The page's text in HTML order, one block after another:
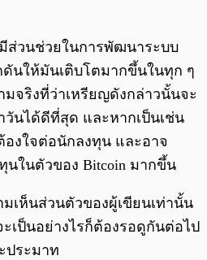
วนช่วยในการพัฒนาระบบ
นให้มันเติบโตมากขึ้นในทุก ๆ
มจริงที่ว่าเหรียญดังกล่าวนั้นจะ
วันได้ดีที่สุด และหากเป็นเช่น
งใจต่อนักลงทุน และอาจ
นในตัวของ Bitcoin มากขึ้น
เห็นส่วนตัวของผู้เขียนเท่านั้น
เป็นอย่างไรก็ต้องรอดูกันต่อไป
ประมาท